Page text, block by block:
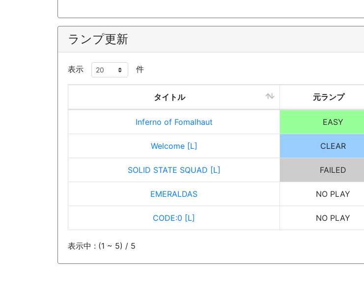
ランプ更新
表示 件
タイトル 元ランプ
Inferno of Fomalhaut EASY
Welcome [L] CLEAR
SOLID STATE SQUAD [L] FAILED
EMERALDAS NO PLAY
CODE:0 [L] NO PLAY
表示中 : (1 ~ 5) / 5